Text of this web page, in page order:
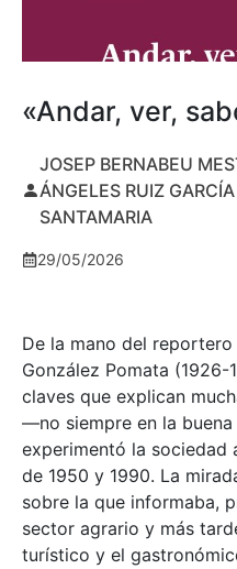
«Andar, ver,
JOSEP BERNABEU
ÁNGELES RUIZ
SANTAMARIA
29/05/2026
De la mano del
González Pomata
claves que explican
—no siempre en la
experimentó la sociedad
de 1950 y 1990. La
sobre la que informaba,
sector agrario y más
turístico y el